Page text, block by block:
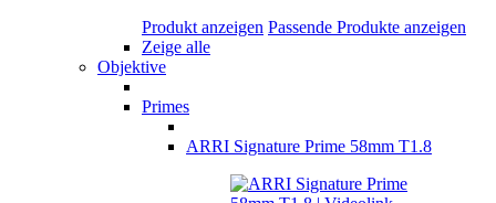
Produkt anzeigen Passende Produkte anzeigen
Zeige alle
Objektive
Primes
ARRI Signature Prime 58mm T1.8